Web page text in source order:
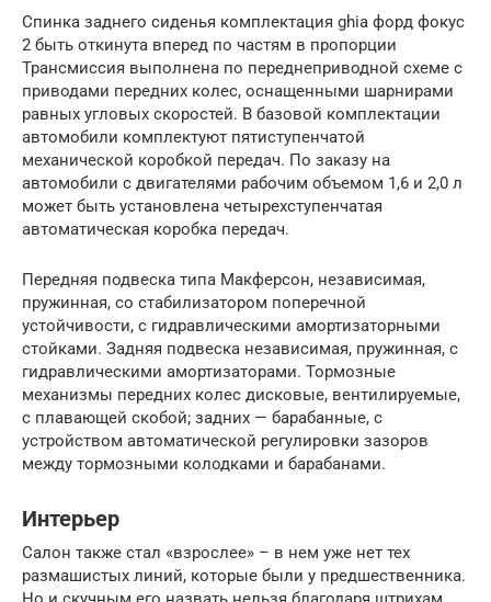
Спинка заднего сиденья комплектация ghia форд фокус
2 быть откинута вперед по частям в пропорции
Трансмиссия выполнена по переднеприводной схеме с
приводами передних колес, оснащенными шарнирами
равных угловых скоростей. В базовой комплектации
автомобили комплектуют пятиступенчатой
механической коробкой передач. По заказу на
автомобили с двигателями рабочим объемом 1,6 и 2,0 л
может быть установлена четырехступенчатая
автоматическая коробка передач.
Передняя подвеска типа Макферсон, независимая,
пружинная, со стабилизатором поперечной
устойчивости, с гидравлическими амортизаторными
стойками. Задняя подвеска независимая, пружинная, с
гидравлическими амортизаторами. Тормозные
механизмы передних колес дисковые, вентилируемые,
с плавающей скобой; задних — барабанные, с
устройством автоматической регулировки зазоров
между тормозными колодками и барабанами.
Интерьер
Салон также стал «взрослее» – в нем уже нет тех
размашистых линий, которые были у предшественника.